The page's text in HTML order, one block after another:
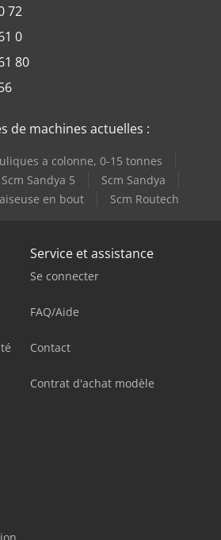
72
0
80
de machines actuelles :
a colonne, 0-15 tonnes
Scm Sandya 5
Scm Sandya
en bout Scm Routech
Service et assistance
Se connecter
FAQ/Aide
Contact
Contrat d'achat modèle